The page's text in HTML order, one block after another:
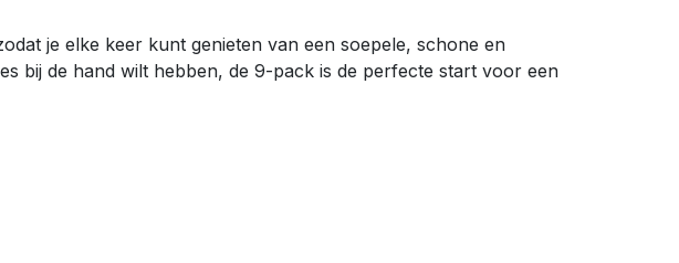
je elke keer kunt genieten van een soepele, schone en
bij de hand wilt hebben, de 9-pack is de perfecte start voor een